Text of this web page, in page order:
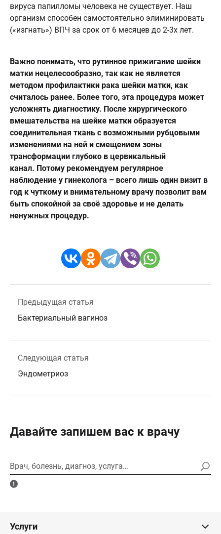
вируса папилломы человека не существует. Наш
организм способен самостоятельно элиминировать
(«изгнать») ВПЧ за срок от 6 месяцев до 2-3х лет.
Важно понимать, что рутинное прижигание шейки
матки нецелесообразно, так как не является
методом профилактики рака шейки матки, как
считалось ранее. Более того, эта процедура может
усложнять диагностику. После хирургического
вмешательства на шейке матки образуется
соединительная ткань с возможными рубцовыми
изменениями на ней и смещением зоны
трансформации глубоко в цервикальный
канал. Потому рекомендуем регулярное
наблюдение у гинеколога – всего лишь один визит в
год к чуткому и внимательному врачу позволит вам
быть спокойной за своё здоровье и не делать
ненужных процедур.
Предыдущая статья
Бактериальный вагиноз
Следующая статья
Эндометриоз
Давайте запишем вас к врачу
Врач, болезнь, диагноз, услуга…
Услуги